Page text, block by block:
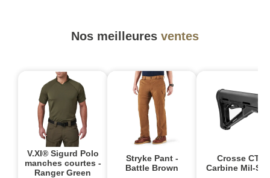
Nos meilleures ventes
V.XI® Sigurd Polo
manches courtes -
Ranger Green
Stryke Pant -
Battle Brown
Crosse CTR
Carbine Mil-